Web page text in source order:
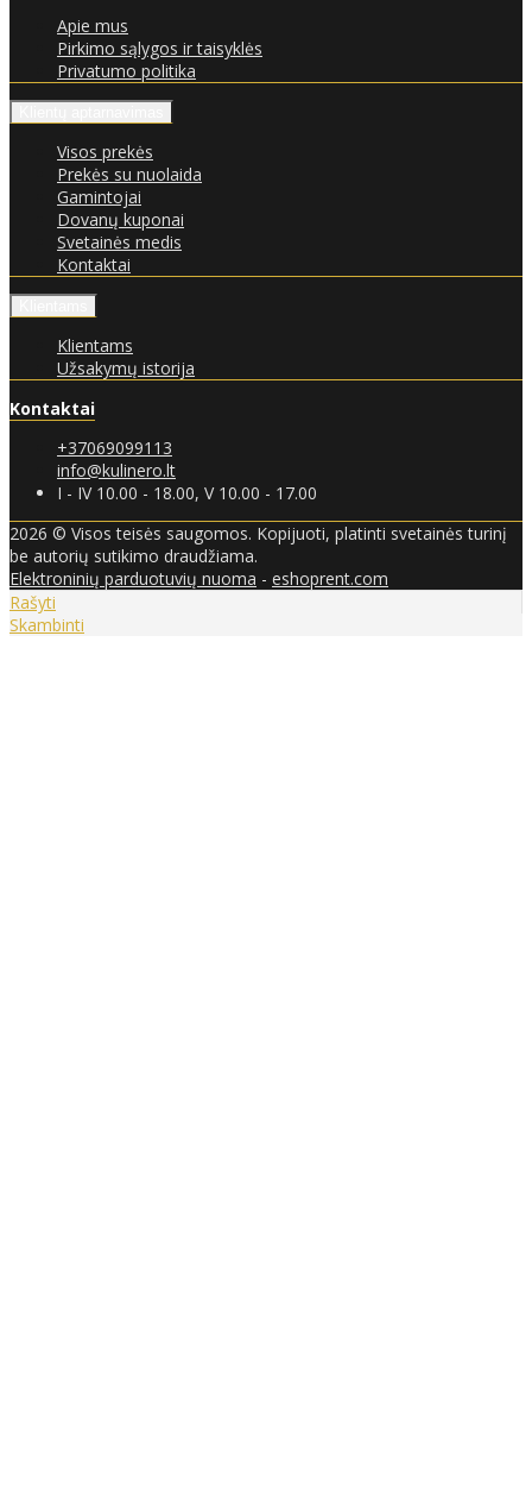
Apie mus
Pirkimo sąlygos ir taisyklės
Privatumo politika
Visos prekės
Prekės su nuolaida
Gamintojai
Dovanų kuponai
Svetainės medis
Kontaktai
Klientams
Užsakymų istorija
Kontaktai
+37069099113
info@kulinero.lt
I - IV 10.00 - 18.00, V 10.00 - 17.00
2026 © Visos teisės saugomos. Kopijuoti, platinti svetainės turinį
be autorių sutikimo draudžiama.
Elektroninių parduotuvių nuoma - eshoprent.com
Rašyti
Skambinti